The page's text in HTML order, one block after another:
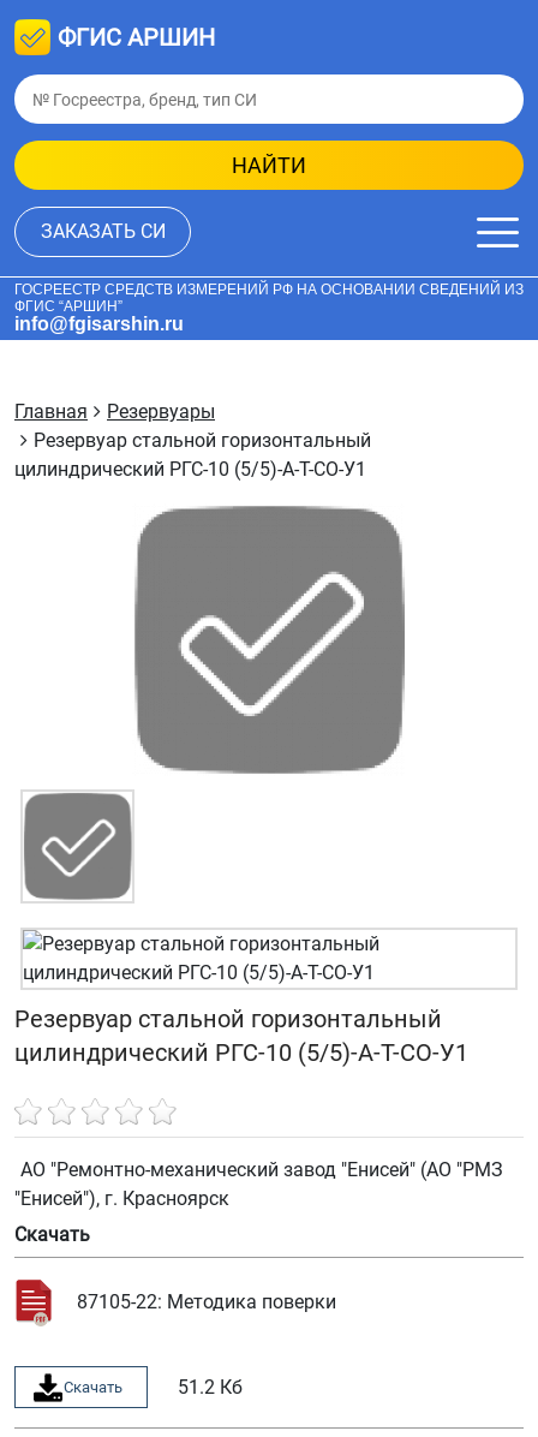
ФГИС АРШИН
НАЙТИ
ЗАКАЗАТЬ СИ
ГОСРЕЕСТР СРЕДСТВ ИЗМЕРЕНИЙ РФ НА ОСНОВАНИИ СВЕДЕНИЙ ИЗ
ФГИС “АРШИН”
info@fgisarshin.ru
Главная
Резервуары
Резервуар стальной горизонтальный
цилиндрический РГС-10 (5/5)-А-Т-СО-У1
Резервуар стальной горизонтальный
цилиндрический РГС-10 (5/5)-А-Т-СО-У1
АО "Ремонтно-механический завод "Енисей" (АО "РМЗ
"Енисей"), г. Красноярск
Скачать
87105-22: Методика поверки
Скачать 51.2 Кб